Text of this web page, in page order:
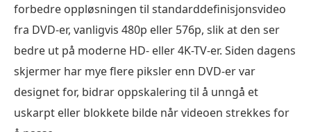
forbedre oppløsningen til standarddefinisjonsvideo
fra DVD-er, vanligvis 480p eller 576p, slik at den ser
bedre ut på moderne HD- eller 4K-TV-er. Siden dagens
skjermer har mye flere piksler enn DVD-er var
designet for, bidrar oppskalering til å unngå et
uskarpt eller blokkete bilde når videoen strekkes for